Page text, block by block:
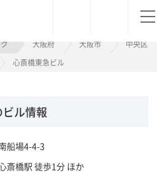
バンク
大阪府 大阪市
中央区
心斎橋東急ビル
ル情報
船場4-4-3
斎橋駅 徒歩1分 ほか